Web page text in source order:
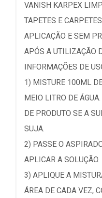
VANISH KARPEX
TAPETES E
APLICAÇÃO E SEM
APÓS A UTILIZAÇÃO
INFORMAÇÕES DE
1) MISTURE 100ML
MEIO LITRO DE
DE PRODUTO SE A
SUJA.
2) PASSE O
APLICAR A SOLUÇÃO.
3) APLIQUE A
ÁREA DE CADA VEZ,